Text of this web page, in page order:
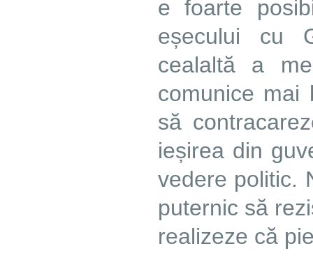
e foarte
eșecului cu
cealaltă a
comunice mai
să
ieșirea din
vedere politic.
puternic să
realizeze că